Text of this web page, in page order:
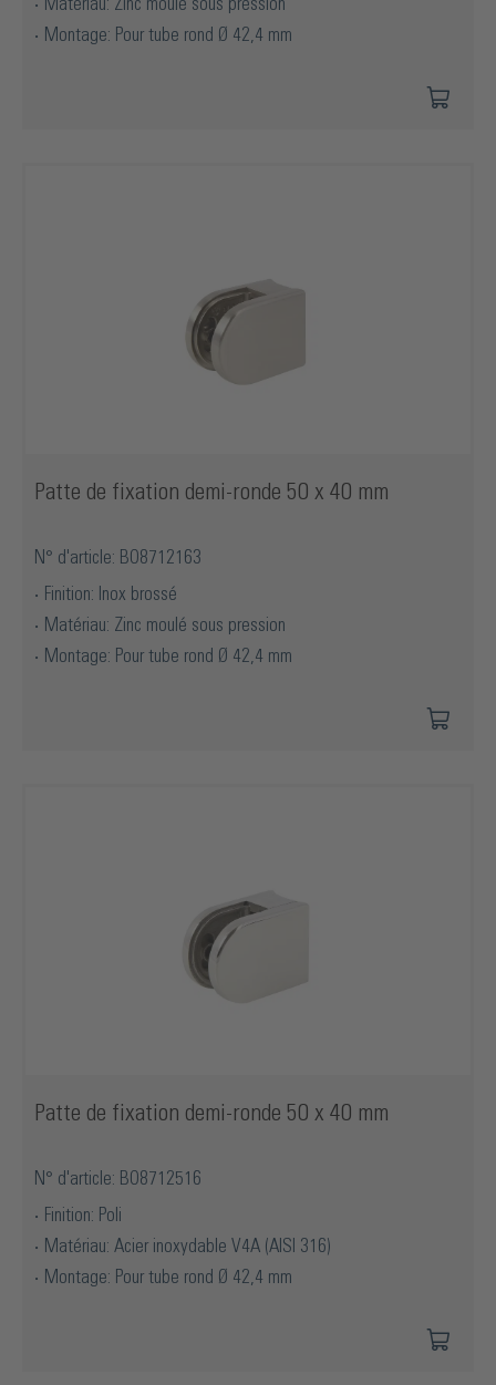
Matériau: Zinc moulé sous pression
Montage: Pour tube rond Ø 42,4 mm
Patte de fixation demi-ronde 50 x 40 mm
N° d'article: BO8712163
Finition: Inox brossé
Matériau: Zinc moulé sous pression
Montage: Pour tube rond Ø 42,4 mm
Patte de fixation demi-ronde 50 x 40 mm
N° d'article: BO8712516
Finition: Poli
Matériau: Acier inoxydable V4A (AISI 316)
Montage: Pour tube rond Ø 42,4 mm